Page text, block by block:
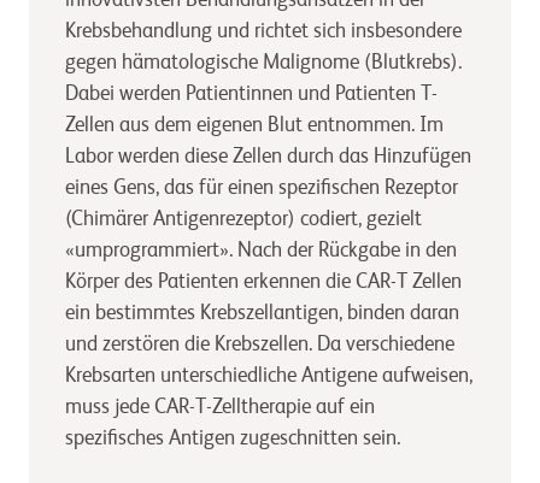
Krebsbehandlung und richtet sich insbesondere
gegen hämatologische Malignome (Blutkrebs).
Dabei werden Patientinnen und Patienten T-
Zellen aus dem eigenen Blut entnommen. Im
Labor werden diese Zellen durch das Hinzufügen
eines Gens, das für einen spezifischen Rezeptor
(Chimärer Antigenrezeptor) codiert, gezielt
«umprogrammiert». Nach der Rückgabe in den
Körper des Patienten erkennen die CAR-T Zellen
ein bestimmtes Krebszellantigen, binden daran
und zerstören die Krebszellen. Da verschiedene
Krebsarten unterschiedliche Antigene aufweisen,
muss jede CAR-T-Zelltherapie auf ein
spezifisches Antigen zugeschnitten sein.